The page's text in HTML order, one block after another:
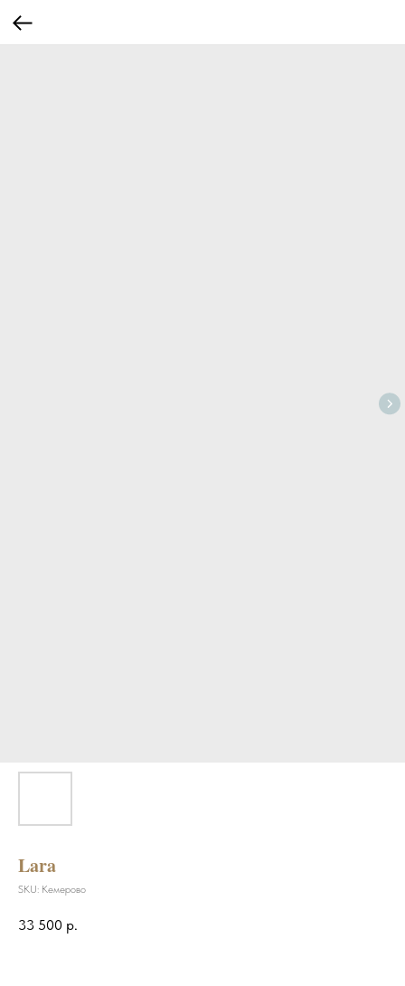
Lara
SKU: Кемерово
33 500 р.